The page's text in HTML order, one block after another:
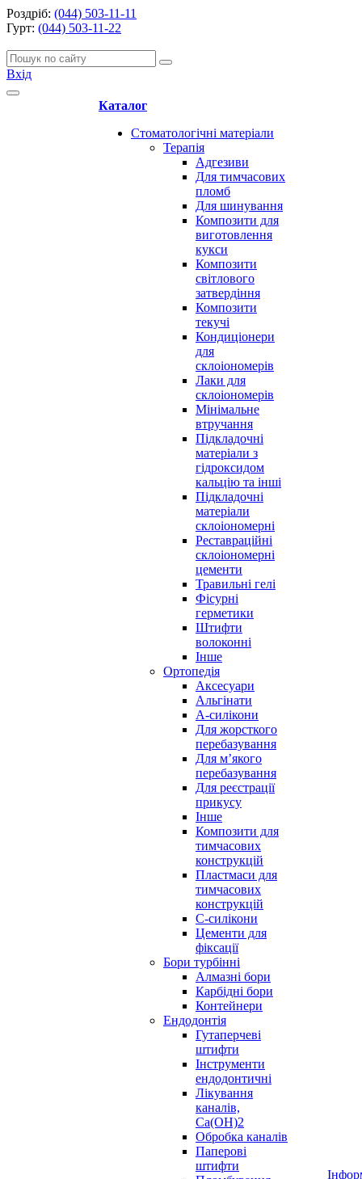
Роздріб: (044) 503-11-11
Гурт: (044) 503-11-22
Вхід
Каталог
Стоматологічні матеріали
Терапія
Адгезиви
Для тимчасових
пломб
Для шинування
Композити для
виготовлення
кукси
Композити
світлового
затвердіння
Композити
текучі
Кондиціонери
для
склоіономерів
Лаки для
склоіономерів
Мінімальне
втручання
Підкладочні
матеріали з
гідроксидом
кальцію та інші
Підкладочні
матеріали
склоіономерні
Реставраційні
склоіономерні
цементи
Травильні гелі
Фісурні
герметики
Штифти
волоконні
Інше
Ортопедія
Аксесуари
Альгінати
А-силікони
Для жорсткого
перебазування
Для м’якого
перебазування
Для реєстрації
прикусу
Інше
Композити для
тимчасових
конструкцій
Пластмаси для
тимчасових
конструкцій
С-силікони
Цементи для
фіксації
Бори турбінні
Алмазні бори
Карбідні бори
Контейнери
Ендодонтія
Гутаперчеві
штифти
Інструменти
ендодонтичні
Лікування
каналів,
Ca(OH)2
Обробка каналів
Паперові
штифти